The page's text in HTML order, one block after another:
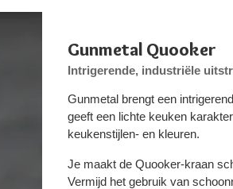
Gunmetal Quooker
Intrigerende, industriële
Gunmetal brengt een
geeft een lichte keuken
keukenstijlen- en kleuren.
Je maakt de Quooker-kraan
Vermijd het gebruik van